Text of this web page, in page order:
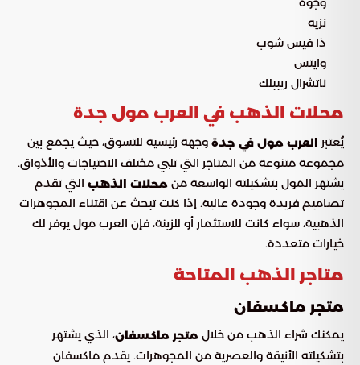
نزيه
ذا فيس شوب
وايتس
ناتشرال ريببلك
محلات الذهب في العرب مول جدة
يُعتبر العرب مول في جدة وجهة رئيسية للتسوق، حيث يجمع بين
مجموعة متنوعة من المتاجر التي تلبي مختلف الاحتياجات والأذواق.
يشتهر المول بتشكيلته الواسعة من محلات الذهب التي تقدم
تصاميم فريدة وجودة عالية. إذا كنت تبحث عن اقتناء المجوهرات
الذهبية، سواء كانت للاستثمار أو للزينة، فإن العرب مول يوفر لك
خيارات متعددة.
متاجر الذهب المتاحة
متجر ماكسفان
يمكنك شراء الذهب من خلال متجر ماكسفان، الذي يشتهر
بتشكيلته الأنيقة والعصرية من المجوهرات. يقدم ماكسفان